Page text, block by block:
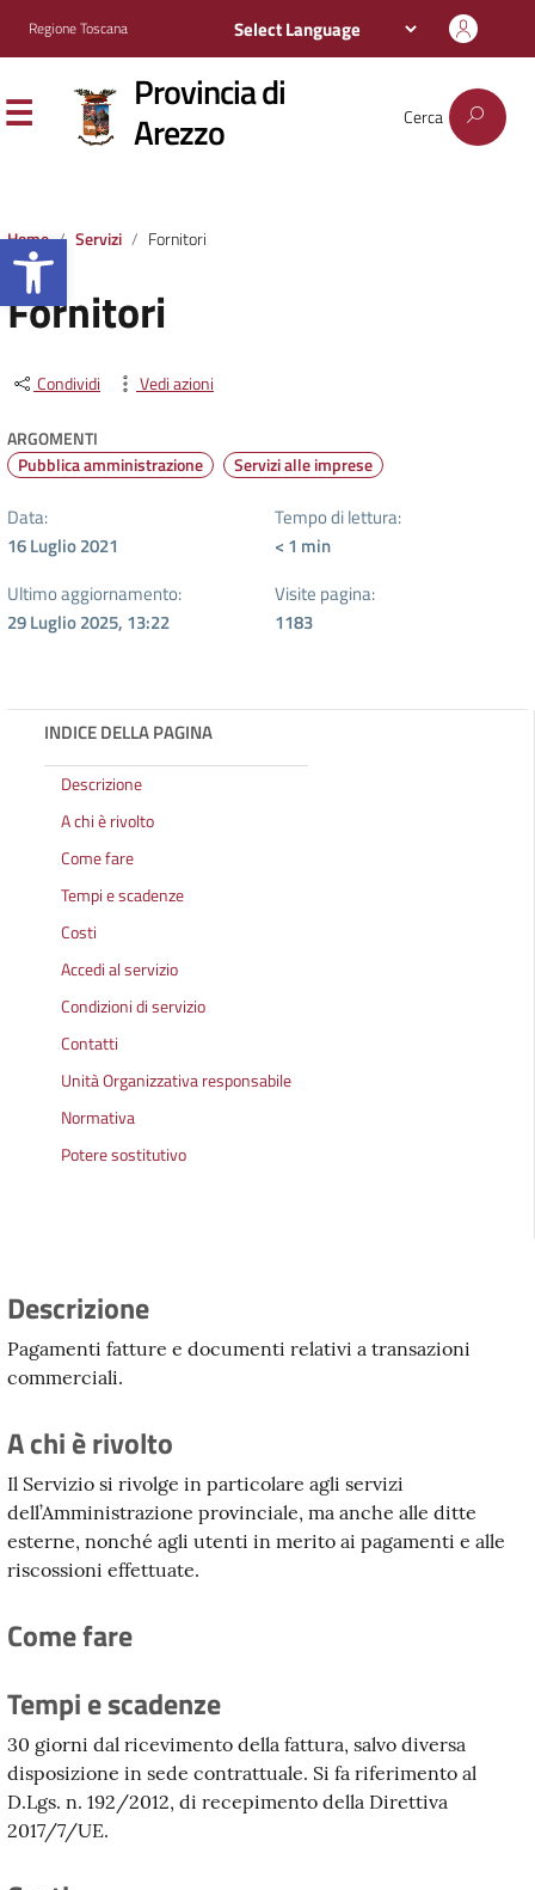
Apri la barra degli strumenti
Regione Toscana
Provincia di
Arezzo Cerca
Home Servizi Fornitori
Fornitori
Condividi Vedi azioni
ARGOMENTI
Pubblica amministrazione Servizi alle imprese
Data:
16 Luglio 2021
Tempo di lettura:
< 1 min
Ultimo aggiornamento:
29 Luglio 2025, 13:22
Visite pagina:
1183
INDICE DELLA PAGINA
Descrizione
A chi è rivolto
Come fare
Tempi e scadenze
Costi
Accedi al servizio
Condizioni di servizio
Contatti
Unità Organizzativa responsabile
Normativa
Potere sostitutivo
Descrizione
Pagamenti fatture e documenti relativi a transazioni
commerciali.
A chi è rivolto
Il Servizio si rivolge in particolare agli servizi
dell’Amministrazione provinciale, ma anche alle ditte
esterne, nonché agli utenti in merito ai pagamenti e alle
riscossioni effettuate.
Come fare
Tempi e scadenze
30 giorni dal ricevimento della fattura, salvo diversa
disposizione in sede contrattuale. Si fa riferimento al
D.Lgs. n. 192/2012, di recepimento della Direttiva
2017/7/UE.